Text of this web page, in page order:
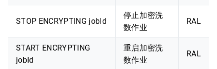
STOP ENCRYPTING jobId
停止加密洗
数作业
RAL
START ENCRYPTING
jobId
重启加密洗
数作业
RAL